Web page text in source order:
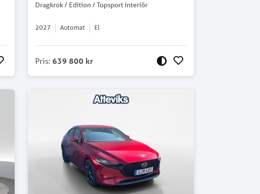
Dragkrok / Edition / Topsport interiör
2027 Automat El
Pris: 639 800 kr